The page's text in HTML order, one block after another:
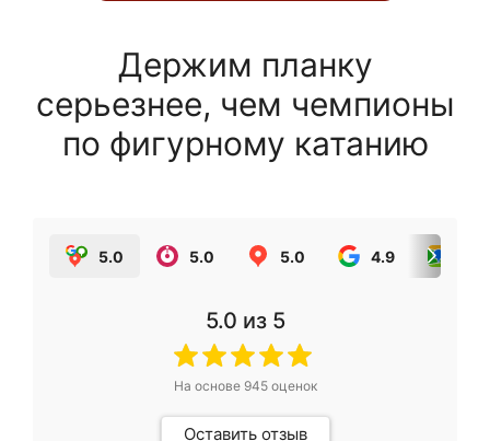
Держим планку
серьезнее, чем чемпионы
по фигурному катанию
5.0 5.0 5.0 4.9
5.0 из 5
На основе 945оценок
Оставить отзыв